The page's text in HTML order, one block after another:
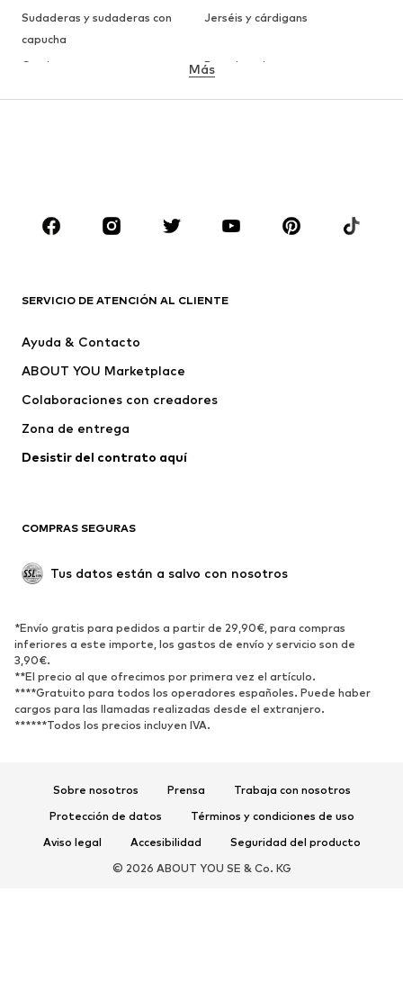
Sudaderas y sudaderas con
capucha
Jerséis y cárdigans
Camisetas
Ropa interior
ROPA
Camisetas
Jeans
Pantalones
Ropa interior
Jerséis y cárdigans
Trajes y chaquetas
Ropa de baño
Nuevo
Tendencia
Zapatos bajos
Zapatos deportivos
Zapatos abiertos
DEPORTE
Ropa deportiva
Disciplinas deportivas
Complementos deportivos
COMPLEMENTOS
Más
SERVICIO DE ATENCIÓN AL CLIENTE
Ayuda & Contacto
ABOUT YOU Marketplace
Colaboraciones con creadores
Zona de entrega
Desistir del contrato aquí
COMPRAS SEGURAS
Tus datos están a salvo con nosotros
*Envío gratis para pedidos a partir de 29,90€, para compras
inferiores a este importe, los gastos de envío y servicio son de
3,90€.
**El precio al que ofrecimos por primera vez el artículo.
****Gratuito para todos los operadores españoles. Puede haber
cargos para las llamadas realizadas desde el extranjero.
******Todos los precios incluyen IVA.
Sobre nosotros Prensa
Trabaja con nosotros
Protección de datos
Términos y condiciones de uso
Aviso legal
Accesibilidad
Seguridad del producto
© 2026 ABOUT YOU SE & Co. KG